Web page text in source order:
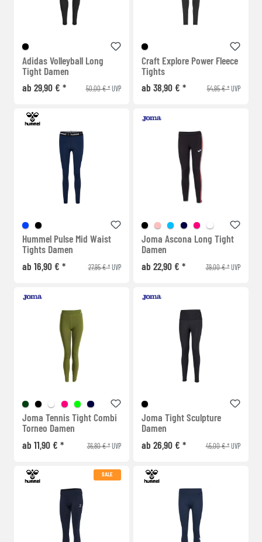
Adidas Volleyball Long
Tight Damen
ab 29,90 € *
50,00 € *UVP
Craft Explore Power Fleece
Tights
ab 38,90 € *
54,95 € *UVP
Hummel Pulse Mid Waist
Tights Damen
ab 16,90 € *
27,95 € *UVP
Joma Ascona Long Tight
Damen
ab 22,90 € *
39,00 € *UVP
Joma Tennis Tight Combi
Torneo Damen
ab 11,90 € *
36,80 € *UVP
Joma Tight Sculpture
Damen
ab 26,90 € *
45,00 € *UVP
SALE